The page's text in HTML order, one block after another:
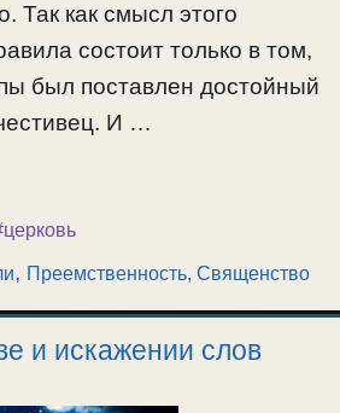
Так как смысл этого
состоит только в том,
был поставлен достойный
И …
, Преемственность, Священство
и искажении слов